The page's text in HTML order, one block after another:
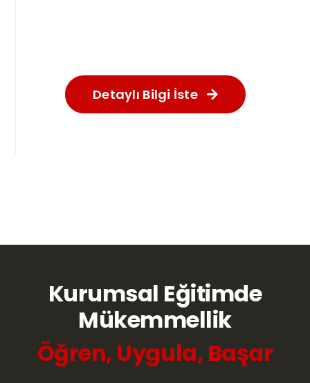
Detaylı Bilgi İste
Kurumsal Eğitimde
Mükemmellik
Öğren, Uygula, Başar